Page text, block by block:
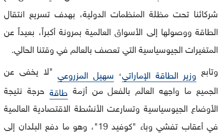
شركائنا تحت مظلة المنظمات الدولية، بهدف تسريع انتقال
الطاقة ووصولها إلى الأسواق العالمية بمرونة أكبراً، بعيداً عن
المتغيرات الجيوسياسية التي تعصف بالعالم في وقتنا الحالي.
وتابع وزير الطاقة الإماراتي، سهيل المزروعي "لا يخفى عن
الجميع ما واجهه العالم بالفعل من أزمة طاقة حرجة نتيجة
الأوضاع الجيوسياسية وتسارعت الأنشطة الاقتصادية العالمية
في أعقاب تفشي وباء "كوفيد 19"، وهو ما دفع البلدان إلى